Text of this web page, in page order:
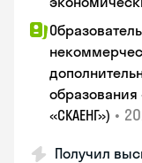
образования
«СКАЕНГ») •
Получил